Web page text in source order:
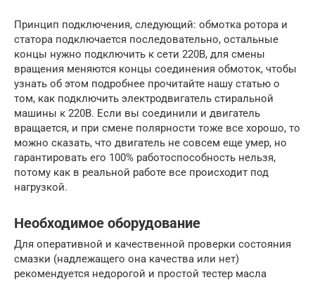
Принцип подключения, следующий: обмотка ротора и
статора подключается последовательно, остальные
концы нужно подключить к сети 220В, для смены
вращения меняются концы соединения обмоток, чтобы
узнать об этом подробнее прочитайте нашу статью о
том, как подключить электродвигатель стиральной
машины к 220В. Если вы соединили и двигатель
вращается, и при смене полярности тоже все хорошо, то
можно сказать, что двигатель не совсем еще умер, но
гарантировать его 100% работоспособность нельзя,
потому как в реальной работе все происходит под
нагрузкой.
Необходимое оборудование
Для оперативной и качественной проверки состояния
смазки (надлежащего она качества или нет)
рекомендуется недорогой и простой тестер масла